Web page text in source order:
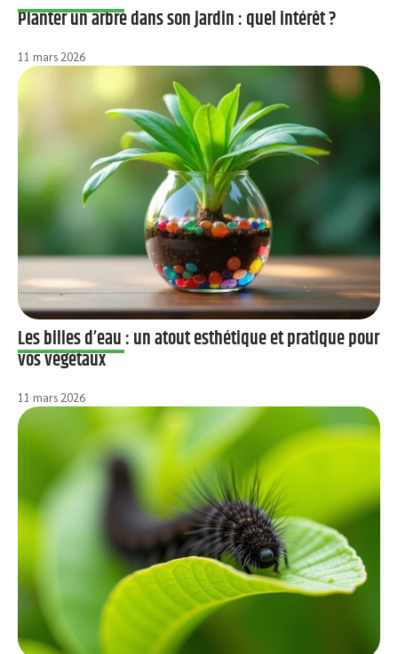
Planter un arbre dans son jardin : quel intérêt ?
11 mars 2026
Les billes d’eau : un atout esthétique et pratique pour
vos végétaux
11 mars 2026